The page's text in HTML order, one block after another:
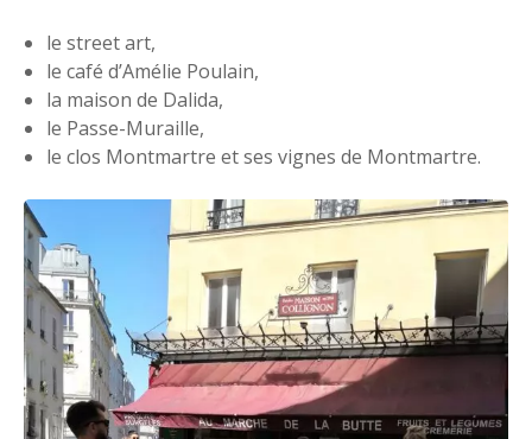
le street art,
le café d’Amélie Poulain,
la maison de Dalida,
le Passe-Muraille,
le clos Montmartre et ses vignes de Montmartre.